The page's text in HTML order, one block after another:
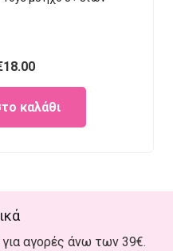
18.00Current
price
is:
€18.00.
καλάθι
αγορές άνω των 39€.